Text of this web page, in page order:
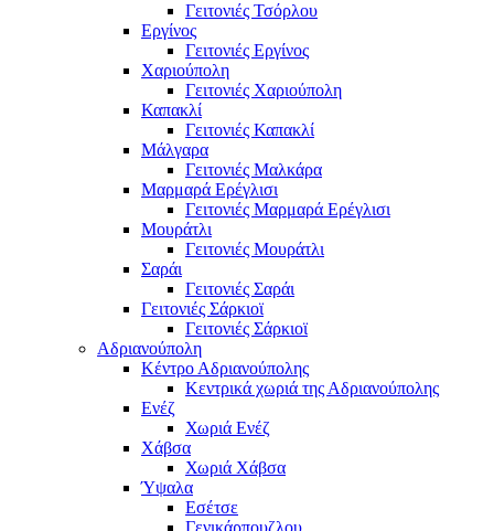
Γειτονιές Τσόρλου
Εργίνος
Γειτονιές Εργίνος
Χαριούπολη
Γειτονιές Χαριούπολη
Καπακλί
Γειτονιές Καπακλί
Μάλγαρα
Γειτονιές Μαλκάρα
Μαρμαρά Ερέγλισι
Γειτονιές Μαρμαρά Ερέγλισι
Μουράτλι
Γειτονιές Μουράτλι
Σαράι
Γειτονιές Σαράι
Γειτονιές Σάρκιοϊ
Γειτονιές Σάρκιοϊ
Αδριανούπολη
Κέντρο Αδριανούπολης
Κεντρικά χωριά της Αδριανούπολης
Ενέζ
Χωριά Ενέζ
Χάβσα
Χωριά Χάβσα
Ύψαλα
Εσέτσε
Γενικάρπουζλου